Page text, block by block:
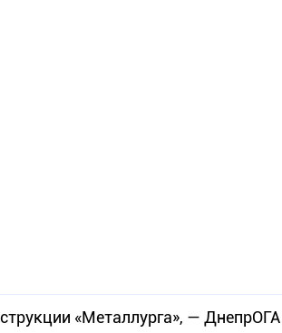
«Металлурга», — ДнепрОГА